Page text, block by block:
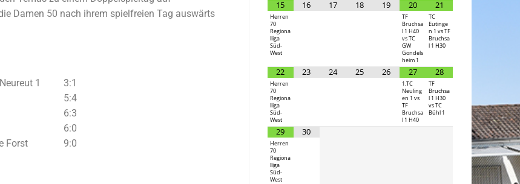
Damen 50 nach ihrem spielfreien Tag auswärts
1
Forst
3:1
5:4
6:3
6:0
9:0
15
Herren
70
Regiona
lliga
Süd-
West
16 17 18 19 20
TF
Bruchsa
l 1 H40
vs TC
GW
Gondels
heim 1
21
TC
Eutinge
n 1 vs TF
Bruchsa
l 1 H30
22
Herren
70
Regiona
lliga
Süd-
West
23 24 25 26 27
1.TC
Neuling
en 1 vs
TF
Bruchsa
l 1 H40
28
TF
Bruchsa
l 1 H30
vs TC
Bühl 1
29
Herren
70
Regiona
lliga
Süd-
West
30